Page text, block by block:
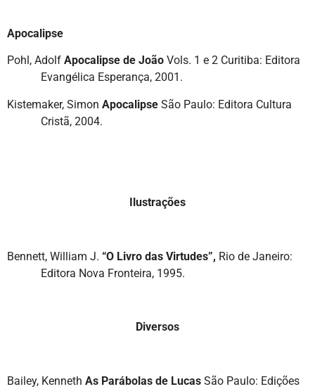
Apocalipse
Pohl, Adolf Apocalipse de João Vols. 1 e 2 Curitiba: Editora
Evangélica Esperança, 2001.
Kistemaker, Simon Apocalipse São Paulo: Editora Cultura
Cristã, 2004.
Ilustrações
Bennett, William J. “O Livro das Virtudes”, Rio de Janeiro:
Editora Nova Fronteira, 1995.
Diversos
Bailey, Kenneth As Parábolas de Lucas São Paulo: Edições